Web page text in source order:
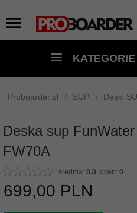
Proboarder.pl SUP Deski
Deska sup FunWater
FW70A
średnia: 0.0 ocen: 0
699,00 PLN